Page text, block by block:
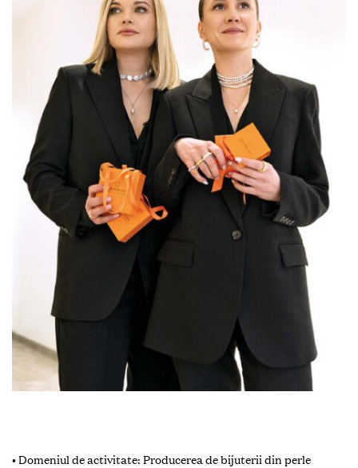
• Domeniul de activitate: Producerea de bijuterii din perle